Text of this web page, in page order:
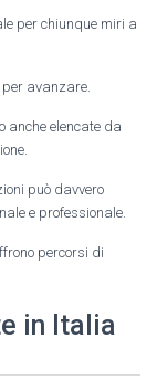
per chiunque miri a
avanzare.
anche elencate da
può davvero
e professionale.
percorsi di
in Italia